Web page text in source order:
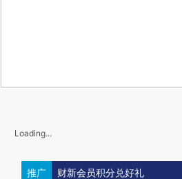
Loading...
推广 财新会员积分兑好礼